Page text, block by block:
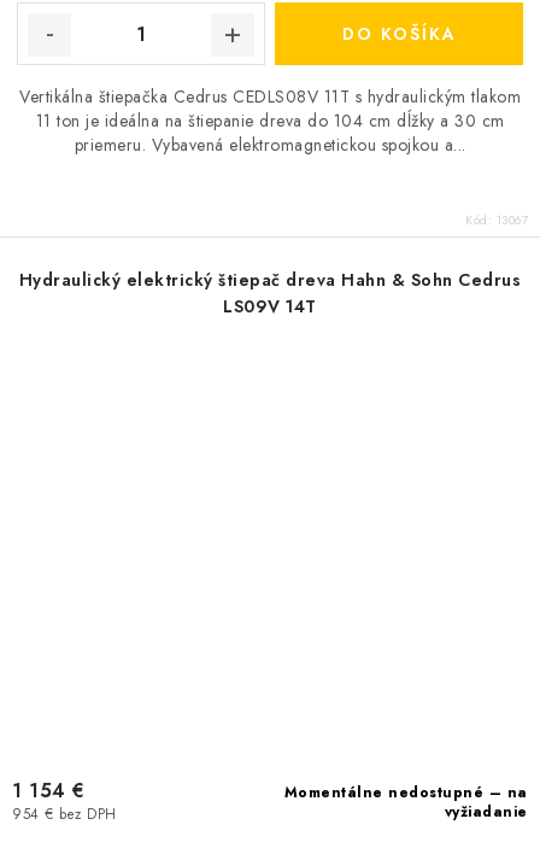
DO KOŠÍKA
Vertikálna štiepačka Cedrus CEDLS08V 11T s hydraulickým tlakom
11 ton je ideálna na štiepanie dreva do 104 cm dĺžky a 30 cm
priemeru. Vybavená elektromagnetickou spojkou a...
Kód: 13067
Hydraulický elektrický štiepač dreva Hahn & Sohn Cedrus
LS09V 14T
Momentálne nedostupné – na
vyžiadanie
954 € bez DPH
1 154 €